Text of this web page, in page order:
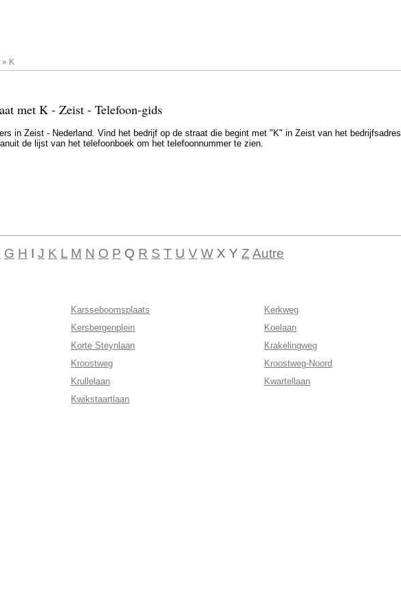
» K
met K - Zeist - Telefoon-gids
in Zeist - Nederland. Vind het bedrijf op de straat die begint met "K" in Zeist van het bedrijfsadres
de lijst van het telefoonboek om het telefoonnummer te zien.
G H I J K L M N O P Q R S T U V W X Y Z Autre
Karsseboomsplaats
Kerkweg
Kersbergenplein
Koelaan
Korte Steynlaan
Krakelingweg
Kroostweg
Kroostweg-Noord
Krullelaan
Kwartellaan
Kwikstaartlaan